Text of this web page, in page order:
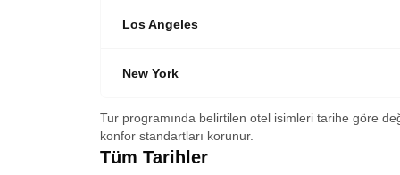
Los Angeles
New York
Tur programında belirtilen otel isimleri tarihe göre
konfor standartları korunur.
Tüm Tarihler